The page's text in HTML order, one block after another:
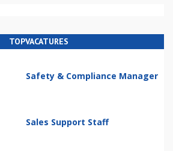
TOPVACATURES
Safety & Compliance Manager
Sales Support Staff